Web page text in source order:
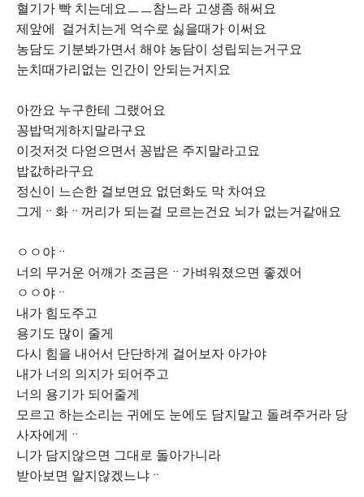
혈기가 빡 치는데요ㅡㅡ참느라 고생좀 해써요
제앞에 걸거치는게 억수로 싫을때가 이써요
농담도 기분봐가면서 해야 농담이 성립되는거구요
눈치때가리없는 인간이 안되는거지요
아깐요 누구한테 그랬어요
꽁밥먹게하지말라구요
이것저것 다얻으면서 꽁밥은 주지말라고요
밥값하라구요
정신이 느슨한 걸보면요 없던화도 막 차여요
그게ᆢ화ᆢ꺼리가 되는걸 모르는건요 뇌가 없는거같애요
ㅇㅇ야ᆢ
너의 무거운 어깨가 조금은ᆢ가벼워졌으면 좋겠어
ㅇㅇ야ᆢ
내가 힘도주고
용기도 많이 줄게
다시 힘을 내어서 단단하게 걸어보자 아가야
내가 너의 의지가 되어주고
너의 용기가 되어줄게
모르고 하는소리는 귀에도 눈에도 담지말고 돌려주거라 당
사자에게ᆢ
니가 담지않으면 그대로 돌아가니라
받아보면 알지않겠느냐ᆢ